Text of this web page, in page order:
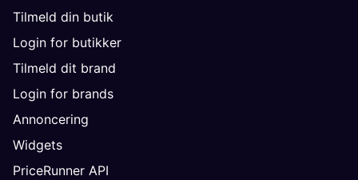
Tilmeld din butik
Login for butikker
Tilmeld dit brand
Login for brands
Annoncering
Widgets
PriceRunner API